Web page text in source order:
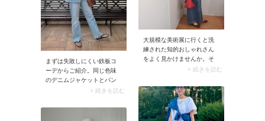
まずは失敗しにくい鉄板コ
ーデからご紹介。同じ色味
のデニムジャケットとパン
ツを合わせ、セットアップ
このとき明るめのブルーデ
> 続きを読む
大規模な美術展に行くと洗
練された知的おしゃれさん
をよく見かけませんか。そ
んな人々の一員になれそう
も楽しいはずです。例え
ば、同色デニムのワンピー
ス×オーバーサイズシャツの
デニムオンデニムコーデで
> 続きを読む